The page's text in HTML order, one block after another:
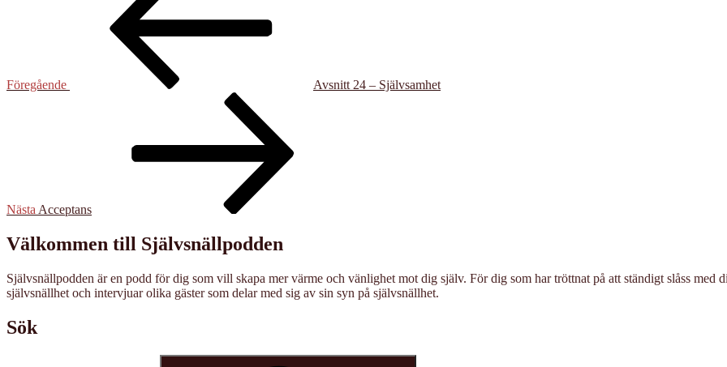
Föregående
Avsnitt 24 – Självsamhet
Nästa Acceptans
Välkommen till Självsnällpodden
Självsnällpodden är en podd för dig som vill skapa mer värme och vänlighet mot dig själv. För dig som har tröttnat på att ständigt slåss
självsnällhet och intervjuar olika gäster som delar med sig av sin syn på självsnällhet.
Sök